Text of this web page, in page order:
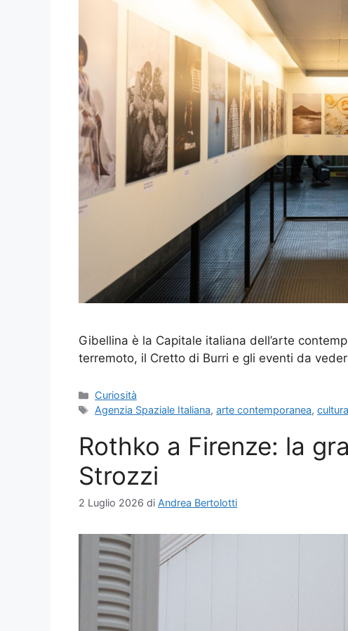
Gibellina è la Capitale italiana dell’arte
terremoto, il Cretto di Burri e gli eventi da
Categorie
Curiosità
Tag
Agenzia Spaziale Italiana,arte contemporanea,cultura
Rothko a Firenze: la
Strozzi
2 Luglio 2026 di Andrea Bertolotti